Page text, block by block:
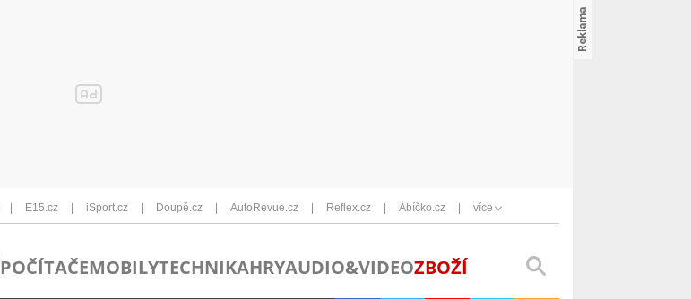
E15.cz iSport.cz Doupě.cz AutoRevue.cz Reflex.cz Ábíčko.cz více
POČÍTAČEMOBILYTECHNIKAHRYAUDIO&VIDEOZBOŽÍ